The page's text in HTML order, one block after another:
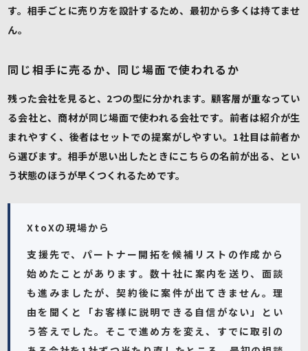
す。相手ごとに売り方を設計するため、最初から多くは持てませ
ん。
同じ相手に売るか、同じ場面で使われるか
残った会社を見ると、2つの型に分かれます。顧客層が重なってい
る会社と、商材が同じ場面で使われる会社です。前者は紹介が生
まれやすく、後者はセットでの提案がしやすい。1社目は前者か
ら選びます。相手が思い出したときにこちらの名前が出る、とい
う状態のほうが早くつくれるためです。
XtoXの現場から
支援先で、パートナー開拓を候補リストの作成から
始めたことがあります。数十社に案内を送り、面談
も進みましたが、契約後に案件が出てきません。理
由を聞くと「お客様に説明できる自信がない」とい
う答えでした。そこで進め方を変え、すでに取引の